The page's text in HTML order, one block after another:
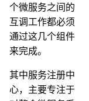
个微服务之间的
互调工作都必须
通过这几个组件
来完成。
其中服务注册中
心，主要专注于